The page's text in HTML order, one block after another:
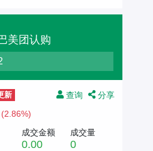
美团认购
查询 分享
新
成交金额
0.00
成交量
0